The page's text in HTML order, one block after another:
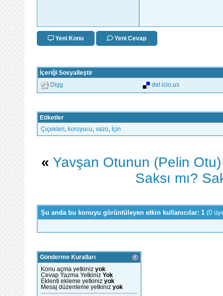
Yeni Konu Yeni Cevap
İçeriği Sosyalleştir
Digg del.icio.us
Etiketler
Çiçekleri
koruyucu vazo İçin
« Yavşan Otunun (Pelin
Saksı mı?
Şu anda bu konuyu görüntüleyen etkin kullanıcılar: 1 (0
Gönderme Kuralları
Konu açma yetkiniz yok
Cevap Yazma Yetkiniz Yok
Eklenti ekleme yetkiniz yok
Mesaj düzenleme yetkiniz yok